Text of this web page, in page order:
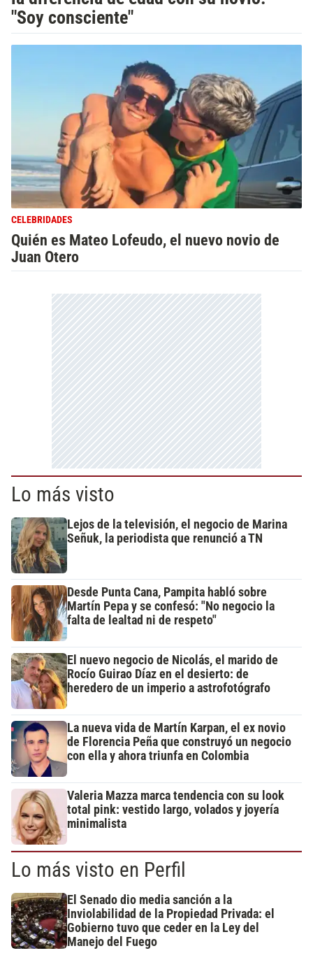
"Soy consciente"
CELEBRIDADES
Quién es Mateo Lofeudo, el nuevo novio de
Juan Otero
Lo más visto
Lejos de la televisión, el negocio de Marina
Señuk, la periodista que renunció a TN
Desde Punta Cana, Pampita habló sobre
Martín Pepa y se confesó: "No negocio la
falta de lealtad ni de respeto"
El nuevo negocio de Nicolás, el marido de
Rocío Guirao Díaz en el desierto: de
heredero de un imperio a astrofotógrafo
La nueva vida de Martín Karpan, el ex novio
de Florencia Peña que construyó un negocio
con ella y ahora triunfa en Colombia
Valeria Mazza marca tendencia con su look
total pink: vestido largo, volados y joyería
minimalista
Lo más visto en Perfil
El Senado dio media sanción a la
Inviolabilidad de la Propiedad Privada: el
Gobierno tuvo que ceder en la Ley del
Manejo del Fuego